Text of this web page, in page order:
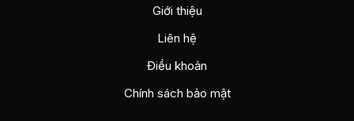
Giới thiệu
Liên hệ
Điều khoản
Chính sách bảo mật